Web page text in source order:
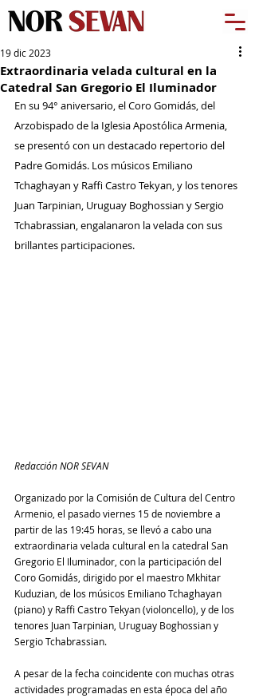
Extraordinaria velada cultural en la
Catedral San Gregorio El Iluminador
19 dic 2023
En su 94° aniversario, el Coro Gomidás, del
Arzobispado de la Iglesia Apostólica Armenia,
se presentó con un destacado repertorio del
Padre Gomidás. Los músicos Emiliano
Tchaghayan y Raffi Castro Tekyan, y los tenores
Juan Tarpinian, Uruguay Boghossian y Sergio
Tchabrassian, engalanaron la velada con sus
brillantes participaciones.
Redacción NOR SEVAN
Organizado por la Comisión de Cultura del Centro
Armenio, el pasado viernes 15 de noviembre a
partir de las 19:45 horas, se llevó a cabo una
extraordinaria velada cultural en la catedral San
Gregorio El Iluminador, con la participación del
Coro Gomidás, dirigido por el maestro Mkhitar
Kuduzian, de los músicos Emiliano Tchaghayan
(piano) y Raffi Castro Tekyan (violoncello), y de los
tenores Juan Tarpinian, Uruguay Boghossian y
Sergio Tchabrassian.
A pesar de la fecha coincidente con muchas otras
actividades programadas en esta época del año